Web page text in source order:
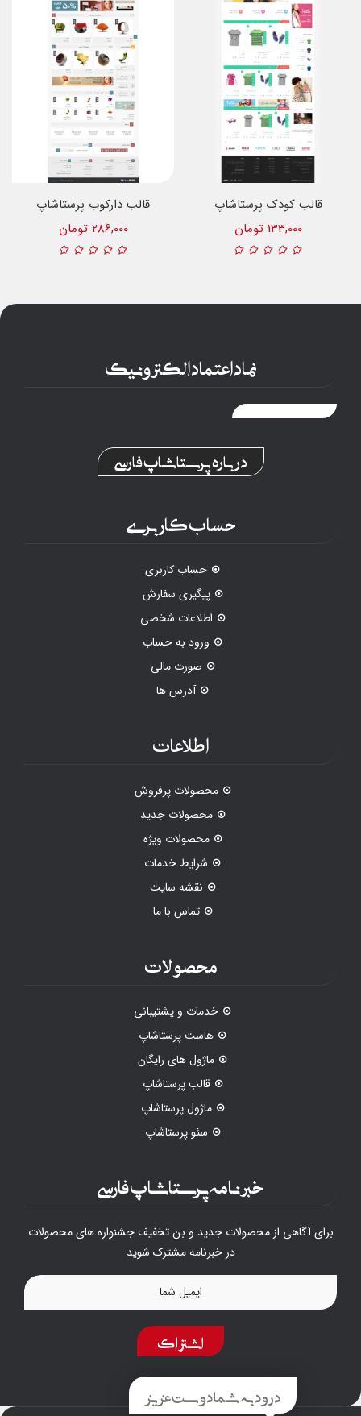
قالب دارکوب پرستاشاپ
286,000 تومان
قالب کودک پرستاشاپ
133,000 تومان
نماد اعتماد الکترونیک
درباره پرستاشاپ فارسی
حساب کاربری
حساب کاربری
پیگیری سفارش
اطلاعات شخصی
ورود به حساب
صورت مالی
آدرس ها
اطلاعات
محصولات پرفروش
محصولات جدید
محصولات ویژه
شرایط خدمات
نقشه سایت
تماس با ما
محصولات
خدمات و پشتیبانی
هاست پرستاشاپ
ماژول های رایگان
قالب پرستاشاپ
ماژول پرستاشاپ
سئو پرستاشاپ
خبرنامه پرستاشاپ فارسی
برای آگاهی از محصولات جدید و بن تخفیف جشنواره های محصولات
در خبرنامه مشترک شوید
اشتراک
درود به شما دوست عزیز